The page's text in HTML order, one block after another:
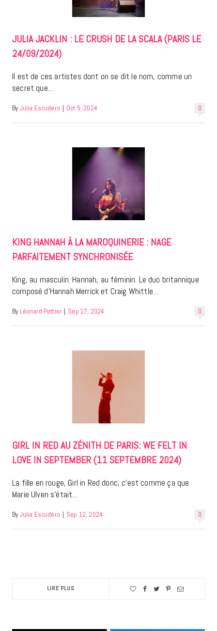
JULIA JACKLIN : LE CRUSH DE LA SCALA (PARIS LE
24/09/2024)
Il est de ces artistes dont on se dit le nom, comme un
secret que…
0
By Julia Escudero | Oct 5, 2024
KING HANNAH À LA MAROQUINERIE : NAGE
PARFAITEMENT SYNCHRONISÉE
King, au masculin. Hannah, au féminin. Le duo britannique
composé d’Hannah Merrick et Craig Whittle…
0
By Léonard Pottier | Sep 17, 2024
GIRL IN RED AU ZÉNITH DE PARIS: WE FELT IN
LOVE IN SEPTEMBER (11 SEPTEMBRE 2024)
La fille en rouge, Girl in Red donc, c’est comme ça que
Marie Ulven s’était…
0
By Julia Escudero | Sep 12, 2024
LIRE PLUS